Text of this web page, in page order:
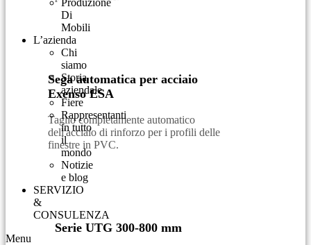
Sega automatica per acciaio
Exenso ESA
Taglio completamente automatico
dell'acciaio di rinforzo per i profili delle
finestre in PVC.
Serie UTG 300-800 mm
Produzione
Di
Mobili
L’azienda
Chi
siamo
Storia
aziendale
Fiere
Rappresentanti
in tutto
il
mondo
Notizie
e blog
SERVIZIO
&
CONSULENZA​
Menu